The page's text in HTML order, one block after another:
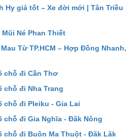
Hy giá tốt – Xe đời mới | Tân Triều
Né Phan Thiết
Từ TP.HCM – Hợp Đồng Nhanh,
chỗ đi Cần Thơ
chỗ đi Nha Trang
chỗ đi Pleiku - Gia Lai
chỗ đi Gia Nghĩa - Đăk Nông
chỗ đi Buôn Ma Thuột - Đăk Lăk